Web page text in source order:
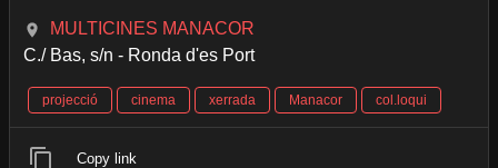
MULTICINES MANACOR
C./ Bas, s/n - Ronda d'es Port
projecció cinema xerrada Manacor col.loqui
Copy link